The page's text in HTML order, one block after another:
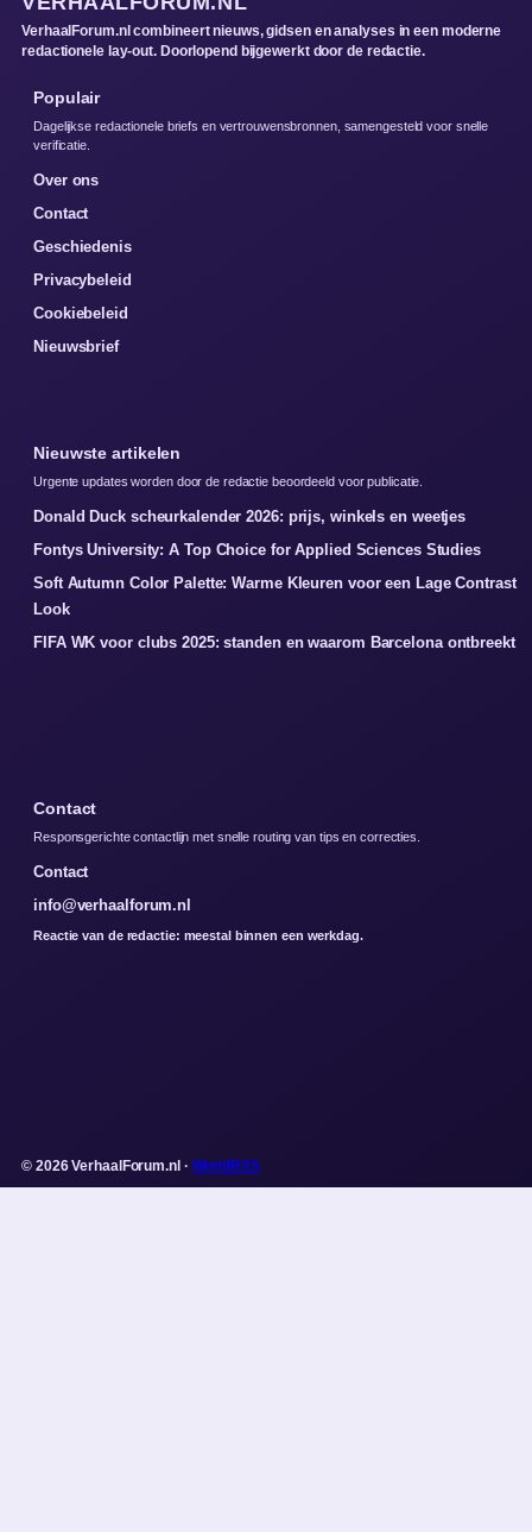
VerhaalForum.nl combineert nieuws, gidsen en analyses in een moderne
redactionele lay-out. Doorlopend bijgewerkt door de redactie.
Populair
Dagelijkse redactionele briefs en vertrouwensbronnen, samengesteld voor snelle
verificatie.
Over ons
Contact
Geschiedenis
Privacybeleid
Cookiebeleid
Nieuwsbrief
Nieuwste artikelen
Urgente updates worden door de redactie beoordeeld voor publicatie.
Donald Duck scheurkalender 2026: prijs, winkels en weetjes
Fontys University: A Top Choice for Applied Sciences Studies
Soft Autumn Color Palette: Warme Kleuren voor een Lage Contrast
Look
FIFA WK voor clubs 2025: standen en waarom Barcelona ontbreekt
Contact
Responsgerichte contactlijn met snelle routing van tips en correcties.
Contact
info@verhaalforum.nl
Reactie van de redactie: meestal binnen een werkdag.
© 2026 VerhaalForum.nl · WorldRSS